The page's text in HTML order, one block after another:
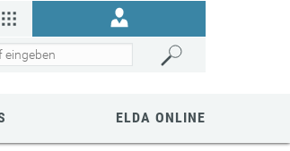
ELDA ONLINE